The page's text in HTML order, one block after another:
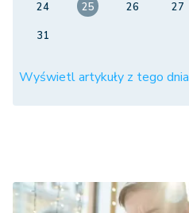
24
25 26 27
31
Wyświetl artykuły z tego dnia